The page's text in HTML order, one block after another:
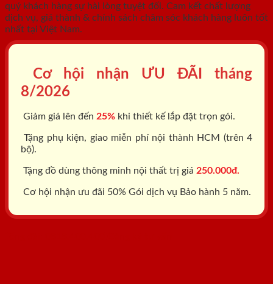
quý khách hàng sự hài lòng tuyệt đối. Cam kết chất lượng
dịch vụ, giá thành & chính sách chăm sóc khách hàng luôn tốt
nhất tại Việt Nam.
Cơ hội nhận ƯU ĐÃI tháng
8/2026
Giảm giá lên đến 25% khi thiết kế lắp đặt trọn gói.
Tặng phụ kiện, giao miễn phí nội thành HCM (trên 4
bộ).
Tặng đồ dùng thông minh nội thất trị giá 250.000đ.
Cơ hội nhận ưu đãi 50% Gói dịch vụ Bảo hành 5 năm.